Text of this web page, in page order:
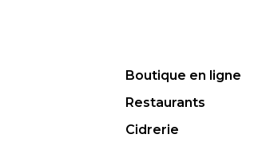
Boutique en ligne
Restaurants
Cidrerie